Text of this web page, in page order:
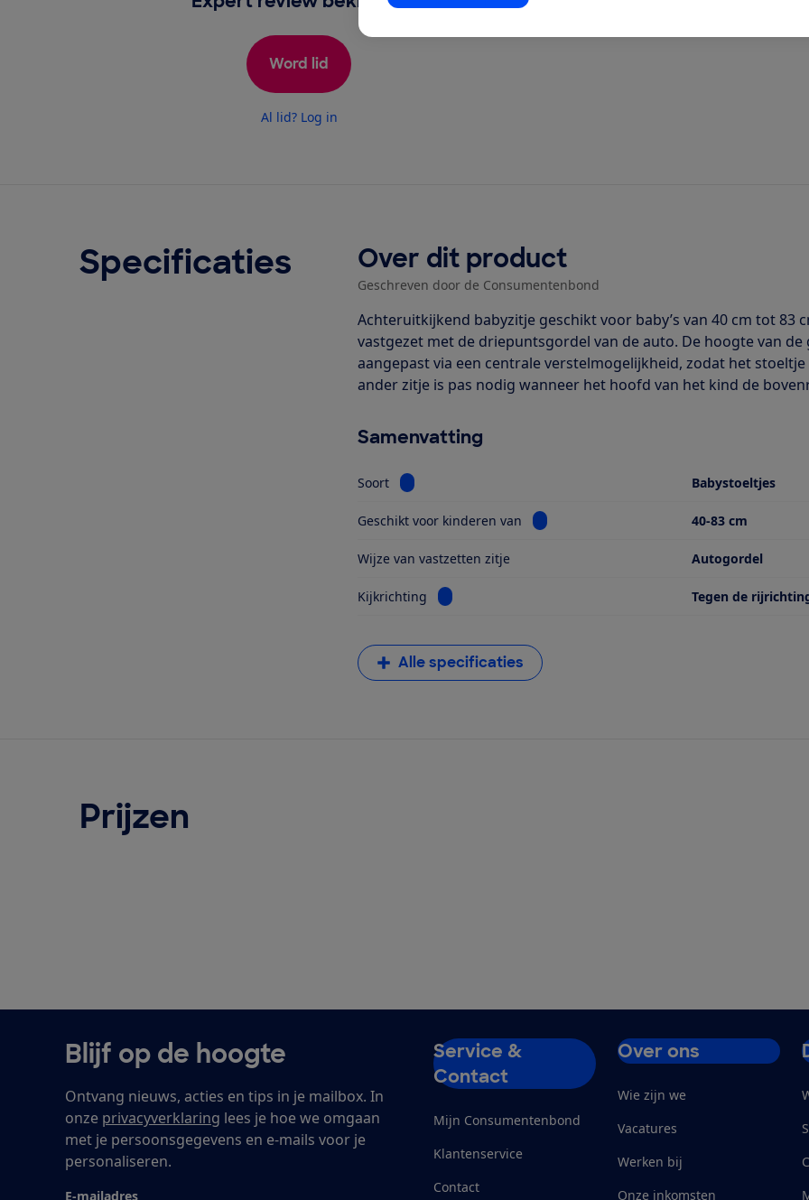
Word lid
Al lid? Log in
Specificaties Over dit product
Geschreven door de Consumentenbond
Achteruitkijkend babyzitje geschikt voor baby’s van 40 cm tot 83
vastgezet met de driepuntsgordel van de auto. De hoogte van
aangepast via een centrale verstelmogelijkheid, zodat het
ander zitje is pas nodig wanneer het hoofd van het kind de
Samenvatting
Soort Bekijk informatie voor Soort Babystoeltjes
Geschikt voor kinderen van Bekijk informatie voor Geschikt voor
40-83 cm
Wijze van vastzetten zitje Autogordel
Kijkrichting Bekijk informatie voor Kijkrichting Tegen de
Alle specificaties
Prijzen
Blijf op de hoogte
Ontvang nieuws, acties en tips in je mailbox. In
onze privacyverklaring lees je hoe we omgaan
met je persoonsgegevens en e-mails voor je
personaliseren.
E-mailadres
Service &
Contact
Mijn Consumentenbond
Klantenservice
Contact
Over ons
Wie zijn we
Vacatures
Werken bij
Onze inkomsten